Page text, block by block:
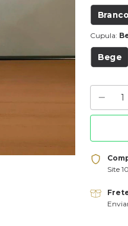
Branco
Cupula:
Bege
Site